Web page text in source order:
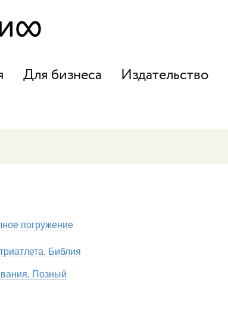
Для бизнеса Издательство
погружение
Библия
Позный